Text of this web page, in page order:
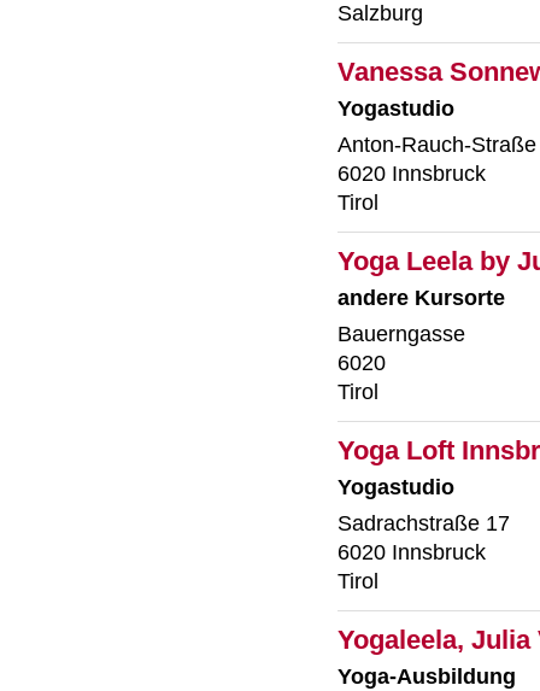
Salzburg
Vanessa
Yogastudio
Anton-Rauch-
6020 Innsbruck
Tirol
Yoga Leela by
andere Kursorte
Bauerngasse
6020
Tirol
Yoga Loft
Yogastudio
Sadrachstraße 17
6020 Innsbruck
Tirol
Yogaleela, Julia
Yoga-Ausbildung